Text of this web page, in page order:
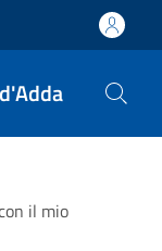
il mio